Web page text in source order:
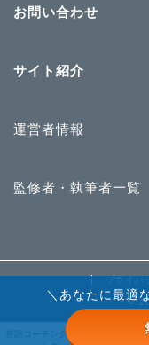
お問い合わせ
サイト紹介
運営者情報
監修者・執筆者一覧
英語コーチングランキ
ライザッ
＼あなたに最適